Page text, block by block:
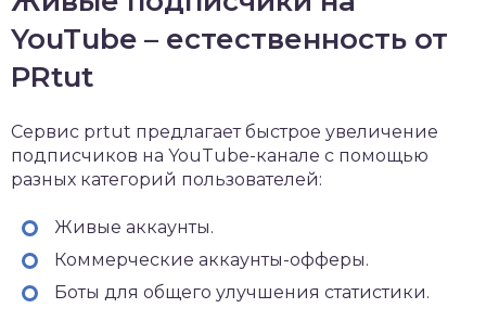
YouTube – естественность от
PRtut
Сервис prtut предлагает быстрое увеличение
подписчиков на YouTube-канале с помощью
разных категорий пользователей:
Живые аккаунты.
Коммерческие аккаунты-офферы.
Боты для общего улучшения статистики.